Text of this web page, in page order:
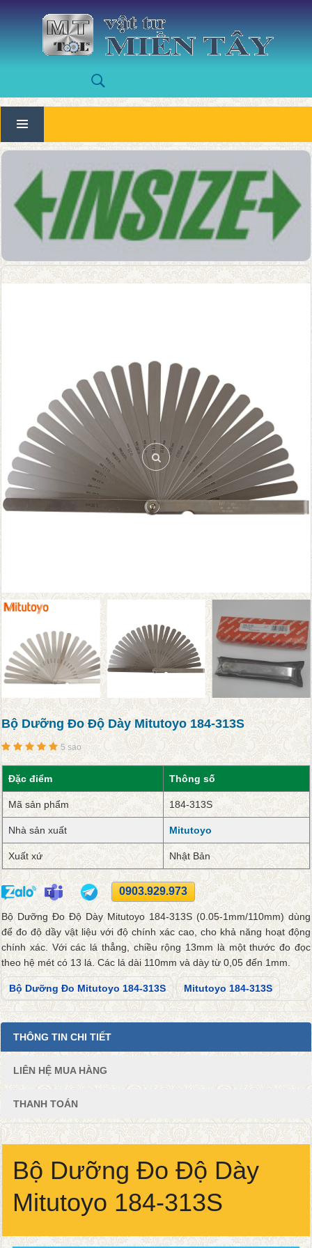
Bộ Dưỡng Đo Độ Dày Mitutoyo 184-313S
5 sao
Đặc điểm Thông số
Mã sản phẩm 184-313S
Nhà sản xuất Mitutoyo
Xuất xứ Nhật Bản
0903.929.973
Bộ Dưỡng Đo Độ Dày Mitutoyo 184-313S (0.05-1mm/110mm) dùng
để đo độ dầy vật liệu với độ chính xác cao, cho khả năng hoạt động
chính xác. Với các lá thẳng, chiều rộng 13mm là một thước đo đọc
theo hệ mét có 13 lá. Các lá dài 110mm và dày từ 0,05 đến 1mm.
Bộ Dưỡng Đo Mitutoyo 184-313S Mitutoyo 184-313S
THÔNG TIN CHI TIẾT
LIÊN HỆ MUA HÀNG
THANH TOÁN
Bộ Dưỡng Đo Độ Dày
Mitutoyo 184-313S